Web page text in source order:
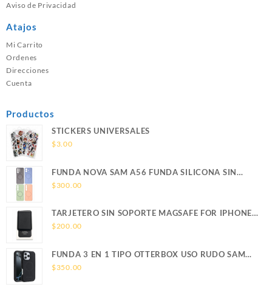
Aviso de Privacidad
Atajos
Mi Carrito
Ordenes
Direcciones
Cuenta
Productos
STICKERS UNIVERSALES
$3.00
FUNDA NOVA SAM A56 FUNDA SILICONA SIN
SOPORTE MAGNETICO SAMSUNG
$300.00
TARJETERO SIN SOPORTE MAGSAFE FOR IPHONE
LEATHER WALLET MAGSAFE
$200.00
FUNDA 3 EN 1 TIPO OTTERBOX USO RUDO SAM
S26 ULTRA SAMSUNG S26 ULTRA
$350.00